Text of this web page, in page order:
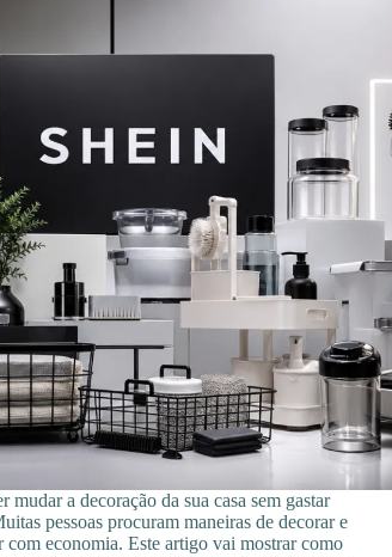
mudar a decoração da sua casa sem gastar
pessoas procuram maneiras de decorar e
com economia. Este artigo vai mostrar como